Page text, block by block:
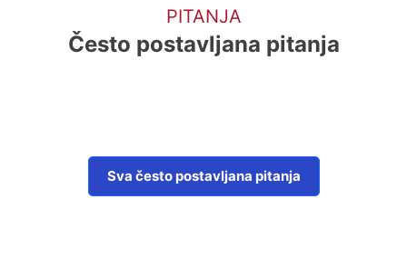
PITANJA
Često postavljana pitanja
Sva često postavljana pitanja